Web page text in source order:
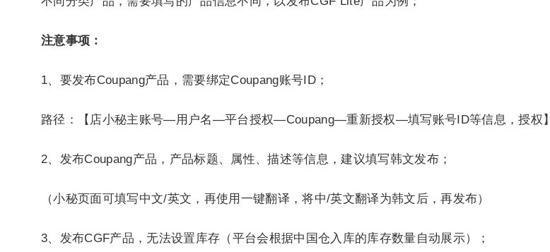
注意事项：
1、要发布Coupang产品，需要绑定Coupang账号ID；
路径：【店小秘主账号—用户名—平台授权—Coupang—重新授权—填写账号ID等信息，授权】
2、发布Coupang产品，产品标题、属性、描述等信息，建议填写韩文发布；
（小秘页面可填写中文/英文，再使用一键翻译，将中/英文翻译为韩文后，再发布）
3、发布CGF产品，无法设置库存（平台会根据中国仓入库的库存数量自动展示）；